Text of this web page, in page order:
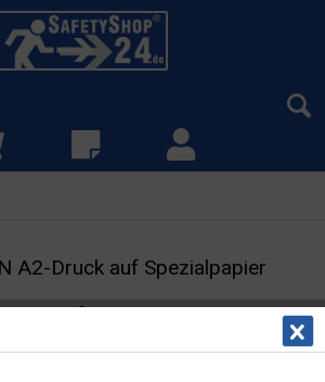
A2-Druck auf Spezialpapier
gemäß DIN ISO 23601 / ISO
| wisch- und wasserfest